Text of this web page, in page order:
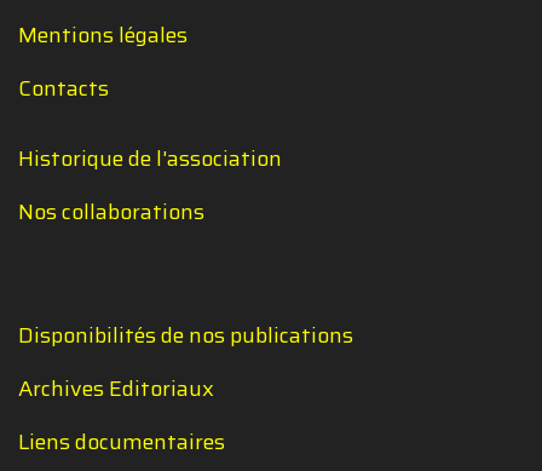
Mentions légales
Contacts
Historique de l'association
Nos collaborations
Disponibilités de nos publications
Archives Editoriaux
Liens documentaires